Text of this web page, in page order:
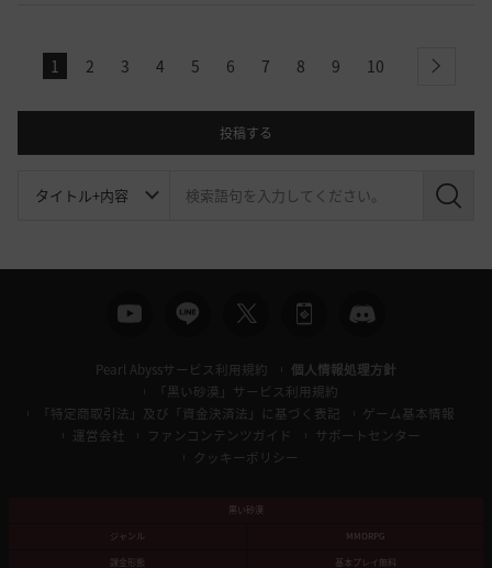
1 2 3 4 5 6 7 8 9 10 next
投稿する
検
Pearl Abyssサービス利用規約
個人情報処理方針
「黒い砂漠」サービス利用規約
「特定商取引法」及び「資金決済法」に基づく表記
ゲーム基本情報
運営会社
ファンコンテンツガイド
サポートセンター
クッキーポリシー
黒い砂漠
ジャンル
MMORPG
課金形態
基本プレイ無料